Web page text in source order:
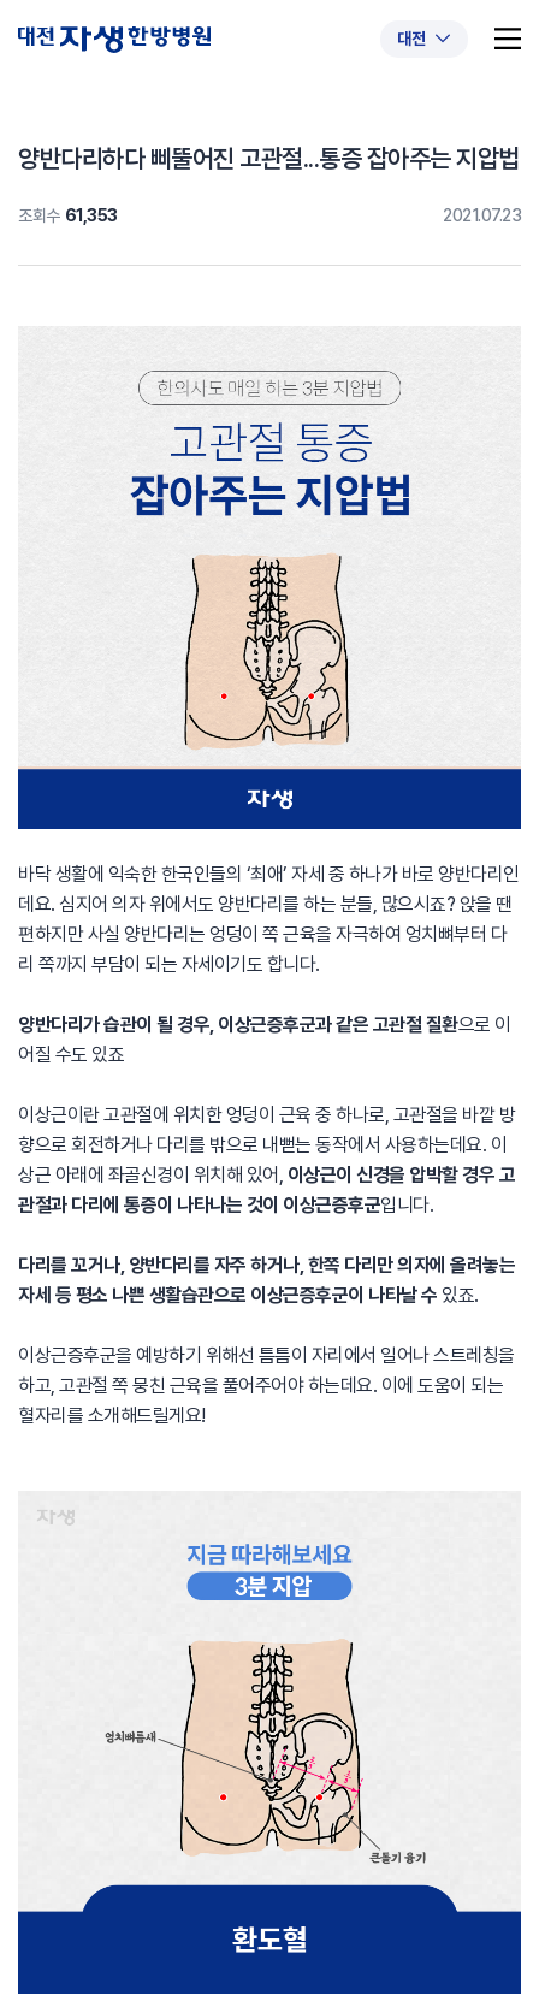
대전
추천 검색어
#교통사고후유증 #허리디스크 #목디스크
양반다리하다 삐뚤어진 고관절...통증 잡아주는 지압법
조회수 61,353 2021.07.23
바닥 생활에 익숙한 한국인들의 ‘최애’ 자세 중 하나가 바로 양반다리인
데요. 심지어 의자 위에서도 양반다리를 하는 분들, 많으시죠? 앉을 땐
편하지만 사실 양반다리는 엉덩이 쪽 근육을 자극하여 엉치뼈부터 다
리 쪽까지 부담이 되는 자세이기도 합니다.
양반다리가 습관이 될 경우, 이상근증후군과 같은 고관절 질환으로 이
어질 수도 있죠
이상근이란 고관절에 위치한 엉덩이 근육 중 하나로, 고관절을 바깥 방
향으로 회전하거나 다리를 밖으로 내뻗는 동작에서 사용하는데요. 이
상근 아래에 좌골신경이 위치해 있어, 이상근이 신경을 압박할 경우 고
관절과 다리에 통증이 나타나는 것이 이상근증후군입니다.
다리를 꼬거나, 양반다리를 자주 하거나, 한쪽 다리만 의자에 올려놓는
자세 등 평소 나쁜 생활습관으로 이상근증후군이 나타날 수 있죠.
이상근증후군을 예방하기 위해선 틈틈이 자리에서 일어나 스트레칭을
하고, 고관절 쪽 뭉친 근육을 풀어주어야 하는데요. 이에 도움이 되는
혈자리를 소개해드릴게요!